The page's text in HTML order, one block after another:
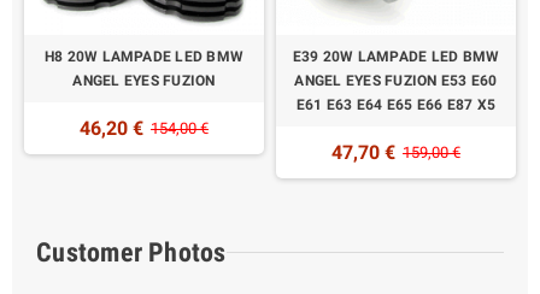
H8 20W LAMPADE LED BMW
ANGEL EYES FUZION
46,20 € 154,00 €
E39 20W LAMPADE LED BMW
ANGEL EYES FUZION E53 E60
E61 E63 E64 E65 E66 E87 X5
47,70 € 159,00 €
Customer Photos